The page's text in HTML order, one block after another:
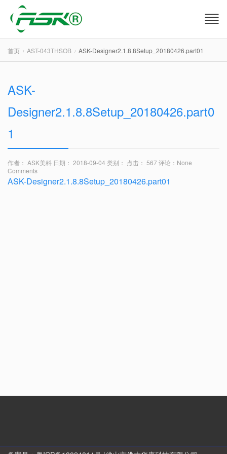
首页 AST-043THSOB ASK-Designer2.1.8.8Setup_20180426.part01
ASK-
Designer2.1.8.8Setup_20180426.part0
1
作者： ASK美科 日期： 2018-09-04 类别： 点击： 567 评论： None
Comments
ASK-Designer2.1.8.8Setup_20180426.part01